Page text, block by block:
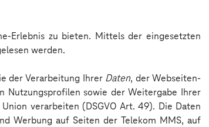
Erlebnis zu bieten. Mittels der eingesetzten
werden.
der Verarbeitung Ihrer Daten, der Webseiten-
Nutzungsprofilen sowie der Weitergabe Ihrer
verarbeiten (DSGVO Art. 49). Die Daten
Werbung auf Seiten der Telekom MMS, auf
Employee Journey